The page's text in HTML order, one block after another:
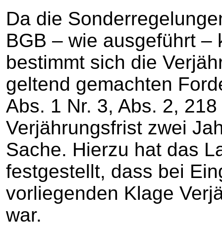
Da die
BGB – wie ausgeführt –
bestimmt sich die
geltend gemachten
Abs. 1 Nr. 3, Abs. 2,
Verjährungsfrist zwei
Sache. Hierzu hat das
festgestellt, dass bei
vorliegenden Klage
war.